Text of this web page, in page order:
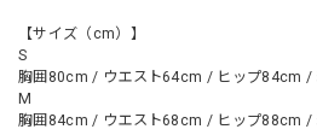
【サイズ（cm）】
S
胸囲80cm / ウエスト64cm / ヒップ84cm /
M
胸囲84cm / ウエスト68cm / ヒップ88cm /